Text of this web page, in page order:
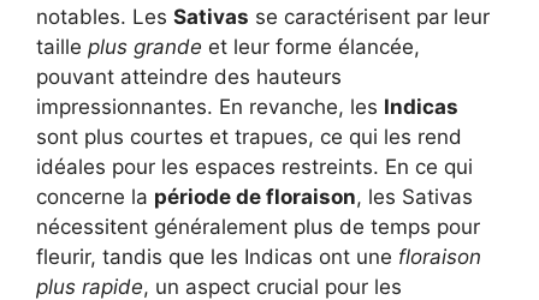
notables. Les Sativas se caractérisent par leur
taille plus grande et leur forme élancée,
pouvant atteindre des hauteurs
impressionnantes. En revanche, les Indicas
sont plus courtes et trapues, ce qui les rend
idéales pour les espaces restreints. En ce qui
concerne la période de floraison, les Sativas
nécessitent généralement plus de temps pour
fleurir, tandis que les Indicas ont une floraison
plus rapide, un aspect crucial pour les